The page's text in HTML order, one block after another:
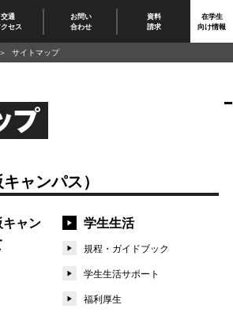
交通
クセス
お問い
合わせ
資料
請求
在学生
向け情報
プ
ャンパス）
ャン
学生生活
規程・ガイドブック
学生生活サポート
福利厚生
サイトマップ